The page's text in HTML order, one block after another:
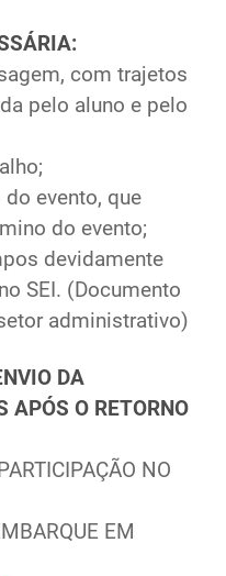
com trajetos
pelo aluno e pelo
do evento, que
do evento;
devidamente
SEI. (Documento
administrativo)
DA
APÓS O RETORNO
NO
EM